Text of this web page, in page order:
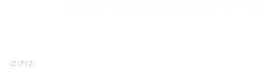
IZIPIZI